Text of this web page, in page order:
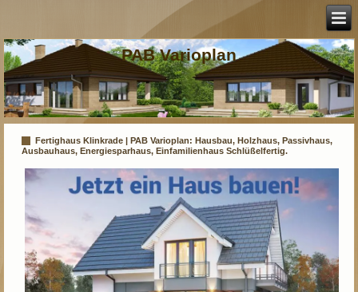
PAB Varioplan
Fertighaus Klinkrade | PAB Varioplan: Hausbau, Holzhaus, Passivhaus,
Ausbauhaus, Energiesparhaus, Einfamilienhaus Schlüßelfertig.